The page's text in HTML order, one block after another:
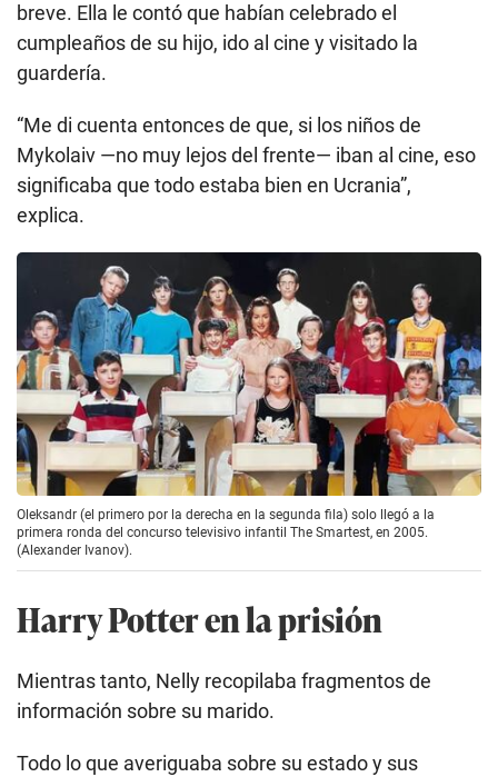
breve. Ella le contó que habían celebrado el
cumpleaños de su hijo, ido al cine y visitado la
guardería.
“Me di cuenta entonces de que, si los niños de
Mykolaiv —no muy lejos del frente— iban al cine, eso
significaba que todo estaba bien en Ucrania”,
explica.
Oleksandr (el primero por la derecha en la segunda fila) solo llegó a la
primera ronda del concurso televisivo infantil The Smartest, en 2005.
(Alexander Ivanov).
Harry Potter en la prisión
Mientras tanto, Nelly recopilaba fragmentos de
información sobre su marido.
Todo lo que averiguaba sobre su estado y sus